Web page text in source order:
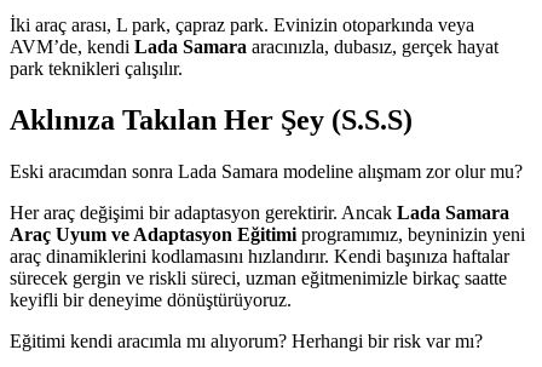
İki araç arası, L park, çapraz park. Evinizin otoparkında veya
AVM’de, kendi Lada Samara aracınızla, dubasız, gerçek hayat
park teknikleri çalışılır.
Aklınıza Takılan Her Şey (S.S.S)
Eski aracımdan sonra Lada Samara modeline alışmam zor olur mu?
Her araç değişimi bir adaptasyon gerektirir. Ancak Lada Samara
Araç Uyum ve Adaptasyon Eğitimi programımız, beyninizin yeni
araç dinamiklerini kodlamasını hızlandırır. Kendi başınıza haftalar
sürecek gergin ve riskli süreci, uzman eğitmenimizle birkaç saatte
keyifli bir deneyime dönüştürüyoruz.
Eğitimi kendi aracımla mı alıyorum? Herhangi bir risk var mı?